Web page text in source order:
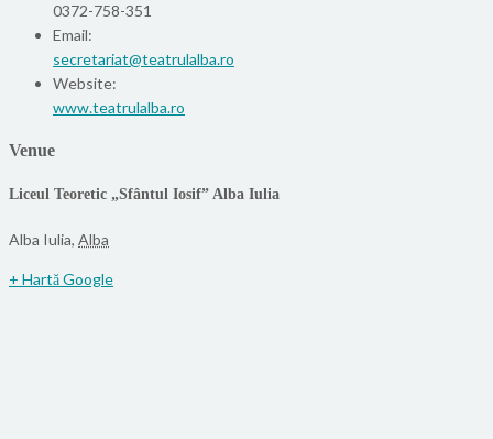
0372-758-351
Email:
secretariat@teatrulalba.ro
Website:
www.teatrulalba.ro
Venue
Liceul Teoretic „Sfântul Iosif” Alba Iulia
Alba Iulia, Alba
+ Hartă Google